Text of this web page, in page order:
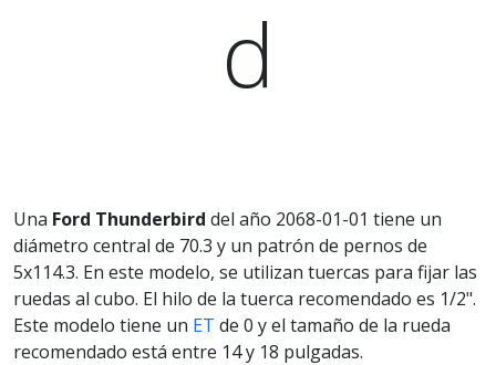
d
Una Ford Thunderbird del año 2068-01-01 tiene un
diámetro central de 70.3 y un patrón de pernos de
5x114.3. En este modelo, se utilizan tuercas para fijar las
ruedas al cubo. El hilo de la tuerca recomendado es 1/2".
Este modelo tiene un ET de 0 y el tamaño de la rueda
recomendado está entre 14 y 18 pulgadas.